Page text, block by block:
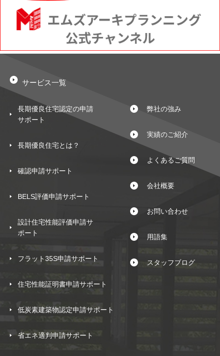
サービス一覧
長期優良住宅認定の申請
サポート
長期優良住宅とは？
確認申請サポート
BELS評価申請サポート
設計住宅性能評価申請サ
ポート
フラット35S申請サポート
住宅性能証明書申請サポート
低炭素建築物認定申請サポート
省エネ適判申請サポート
弊社の強み
実績のご紹介
よくあるご質問
会社概要
お問い合わせ
用語集
スタッフブログ